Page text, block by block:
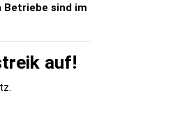
Betriebe sind im
auf!